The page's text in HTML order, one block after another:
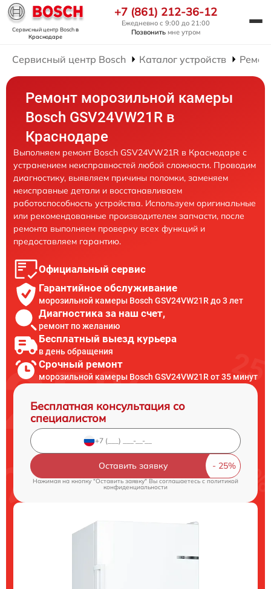
Сервисный центр Boschв
Краснодаре
+7 (861) 212-36-12
Ежедневно с 9:00 до 21:00
Позвонить мне утром
Сервисный центр Bosch Каталог устройств
Ремонт морозильной камеры
Bosch GSV24VW21R в
Краснодаре
Выполняем ремонт Bosch GSV24VW21R в Краснодаре с
устранением неисправностей любой сложности. Проводим
диагностику, выявляем причины поломки, заменяем
неисправные детали и восстанавливаем
работоспособность устройства. Используем оригинальные
или рекомендованные производителем запчасти, после
ремонта выполняем проверку всех функций и
предоставляем гарантию.
Официальный сервис
Гарантийное обслуживание
морозильной камеры Bosch GSV24VW21R до 3 лет
Диагностика за наш счет,
ремонт по желанию
Бесплатный выезд курьера
в день обращения
Срочный ремонт
морозильной камеры Bosch GSV24VW21R от 35 минут
Бесплатная консультация со
специалистом
Оставить заявку
Нажимая на кнопку "Оставить заявку" Вы соглашаетесь cполитикой
конфиденциальности